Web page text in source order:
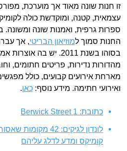
זו חנות שונה מאוד אך מוערכת,
עצמאית, קטנה, ומוקדשת כולה
ספרות גרפית, ואמנות שונה
החנות סמוך למוזיאון הבריטי, אך
בסוהו בשנת 2011. יש בה
מהדורות נדירות, פריטים חתומים,
מארחת אירועים קבועים, כולל
ואירועי חתימה. מידע נוסף:כאן.
כתובת: 1 Berwick Street
לונדון לגיקים: 42
קומיקס ומדע לדלג עליהם